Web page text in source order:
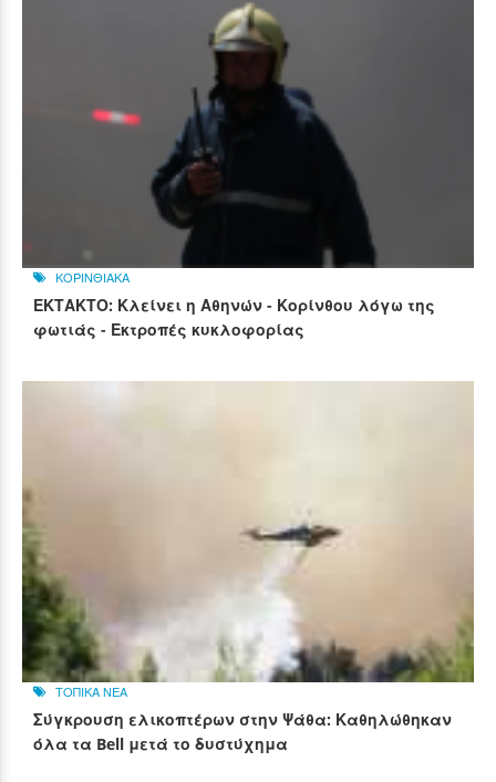
ΚΟΡΙΝΘΙΑΚΑ
ΕΚΤΑΚΤΟ: Κλείνει η Αθηνών - Κορίνθου λόγω της
φωτιάς - Εκτροπές κυκλοφορίας
ΤΟΠΙΚΑ ΝΕΑ
Σύγκρουση ελικοπτέρων στην Ψάθα: Καθηλώθηκαν
όλα τα Bell μετά το δυστύχημα